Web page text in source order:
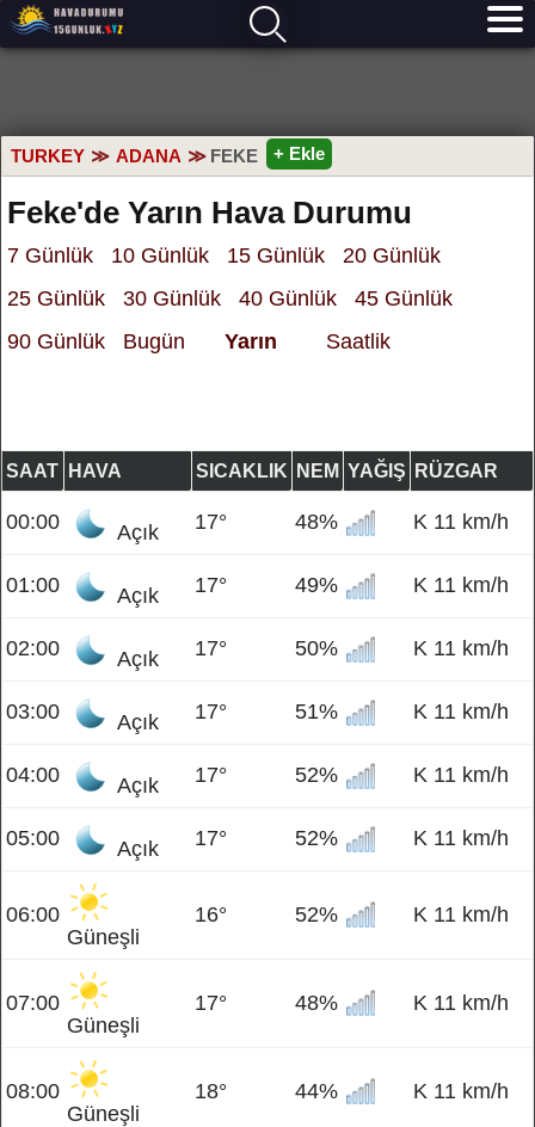
TURKEY ADANA FEKE + Ekle
Feke'de Yarın Hava Durumu
7 Günlük 10 Günlük 15 Günlük
20 Günlük
25 Günlük
30 Günlük 40 Günlük
45 Günlük
90 Günlük
Bugün Yarın Saatlik
SAAT HAVA SICAKLIK NEM YAĞIŞ RÜZGAR
00:00 Açık 17° 48% K 11 km/h
01:00 Açık 17° 49% K 11 km/h
02:00 Açık 17° 50% K 11 km/h
03:00 Açık 17° 51% K 11 km/h
04:00 Açık 17° 52% K 11 km/h
05:00 Açık 17° 52% K 11 km/h
06:00
Güneşli
16° 52% K 11 km/h
07:00
Güneşli
17° 48% K 11 km/h
08:00
Güneşli
18° 44% K 11 km/h